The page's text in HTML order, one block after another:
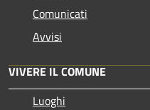
Comunicati
Avvisi
VIVERE IL COMUNE
Luoghi